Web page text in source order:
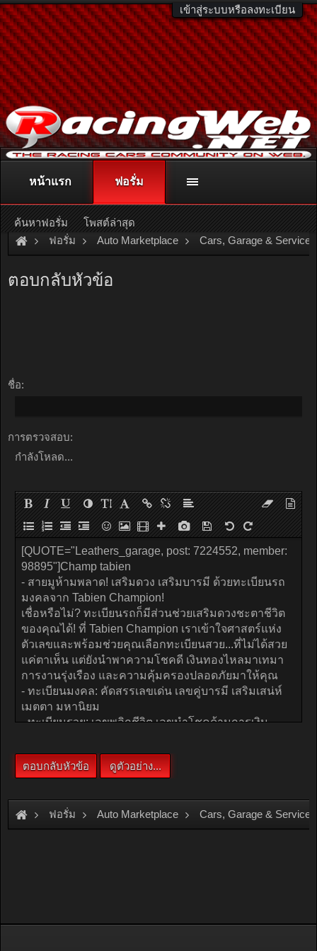
เข้าสู่ระบบหรือลงทะเบียน
ติดต่อลงโฆษณา racingweb@gmail.comหรือโทร. 081-811-1138
หรืออ่านรายละเอียดเพิ่มเติม คลิกที่นี่
ฟอรั่ม Auto Marketplace Cars, Garage & Services
ตอบกลับหัวข้อ
ชื่อ:
การตรวจสอบ:
กำลังโหลด...
ฟอรั่ม Auto Marketplace Cars, Garage & Services
หน้าแรก ฟอรั่ม
ค้นหาฟอรั่ม โพสต์ล่าสุด